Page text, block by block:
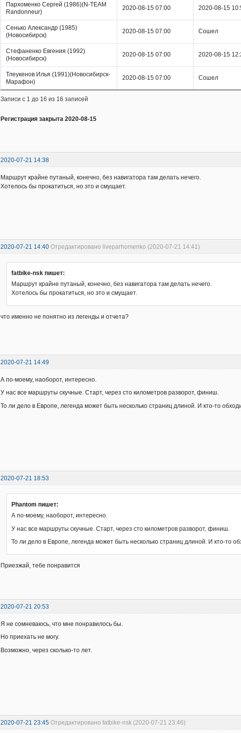
Пархоменко Сергей (1986)(N-TEAM
Randonneur)
2020-08-15 07:00 2020-08-15
Сенько Александр (1985)
(Новосибирск)
2020-08-15 07:00 Сошел
Стефаненко Евгения (1992)
(Новосибирск)
2020-08-15 07:00 2020-08-15
Тлеукенов Илья (1991)(Новосибирск-
Марафон)
2020-08-15 07:00 Сошел
Записи с 1 до 16 из 16 записей
Регистрация закрыта 2020-08-15
2020-07-21 14:38
Маршрут крайне путаный, конечно, без навигатора там делать нечего.
Хотелось бы прокатиться, но это и смущает.
2020-07-21 14:40 Отредактировано liveparhomenko (2020-07-21 14:41)
fatbike-nsk пишет:
Маршрут крайне путаный, конечно, без навигатора там делать нечего.
Хотелось бы прокатиться, но это и смущает.
что именно не понятно из легенды и отчета?
2020-07-21 14:49
А по-моему, наоборот, интересно.
У нас все маршруты скучные. Старт, через сто километров разворот, финиш.
То ли дело в Европе, легенда может быть несколько страниц длиной. И кто-то
2020-07-21 18:53
Phantom пишет:
А по-моему, наоборот, интересно.
У нас все маршруты скучные. Старт, через сто километров разворот, финиш.
То ли дело в Европе, легенда может быть несколько страниц длиной. И кто-то
Приезжай, тебе понравится
2020-07-21 20:53
Я не сомневаюсь, что мне понравилось бы.
Но приехать не могу.
Возможно, через сколько-то лет.
2020-07-21 23:45 Отредактировано fatbike-nsk (2020-07-21 23:46)